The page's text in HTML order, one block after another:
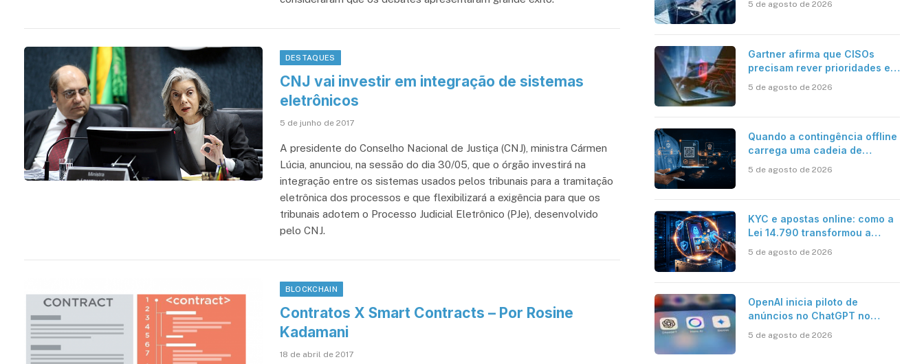
DESTAQUES
CNJ vai investir em integração de sistemas
eletrônicos
5 de junho de 2017
A presidente do Conselho Nacional de Justiça (CNJ), ministra Cármen
Lúcia, anunciou, na sessão do dia 30/05, que o órgão investirá na
integração entre os sistemas usados pelos tribunais para a tramitação
eletrônica dos processos e que flexibilizará a exigência para que os
tribunais adotem o Processo Judicial Eletrônico (PJe), desenvolvido
pelo CNJ.
BLOCKCHAIN
Contratos X Smart Contracts – Por Rosine
Kadamani
18 de abril de 2017
5 de agosto de 2026
Gartner afirma que CISOs
precisam rever prioridades em
enfrentar os desafios
5 de agosto de 2026
Quando a contingência offline
carrega uma cadeia de
5 de agosto de 2026
KYC e apostas online: como a
Lei 14.790 transformou a
mercado brasileiro
5 de agosto de 2026
OpenAI inicia piloto de
anúncios no ChatGPT no
5 de agosto de 2026